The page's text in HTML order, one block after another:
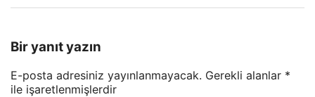
Bir yanıt yazın
E-posta adresiniz yayınlanmayacak. Gerekli alanlar *
ile işaretlenmişlerdir